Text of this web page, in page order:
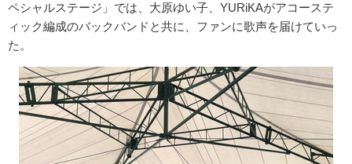
ペシャルステージ」では、大原ゆい子、YURiKAがアコーステ
ィック編成のバックバンドと共に、ファンに歌声を届けていっ
た。